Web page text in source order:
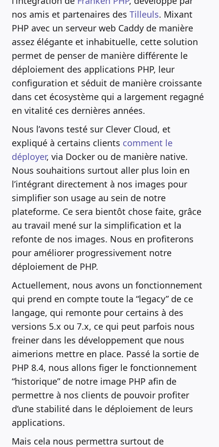
nos amis et partenaires des Tilleuls. Mixant
PHP avec un serveur web Caddy de manière
assez élégante et inhabituelle, cette solution
permet de penser de manière différente le
déploiement des applications PHP, leur
configuration et séduit de manière croissante
dans cet écosystème qui a largement regagné
en vitalité ces dernières années.
Nous l’avons testé sur Clever Cloud, et
expliqué à certains clients comment le
déployer, via Docker ou de manière native.
Nous souhaitions surtout aller plus loin en
l’intégrant directement à nos images pour
simplifier son usage au sein de notre
plateforme. Ce sera bientôt chose faite, grâce
au travail mené sur la simplification et la
refonte de nos images. Nous en profiterons
pour améliorer progressivement notre
déploiement de PHP.
Actuellement, nous avons un fonctionnement
qui prend en compte toute la “legacy” de ce
langage, qui remonte pour certains à des
versions 5.x ou 7.x, ce qui peut parfois nous
freiner dans les développement que nous
aimerions mettre en place. Passé la sortie de
PHP 8.4, nous allons figer le fonctionnement
“historique” de notre image PHP afin de
permettre à nos clients de pouvoir profiter
d’une stabilité dans le déploiement de leurs
applications.
Mais cela nous permettra surtout de